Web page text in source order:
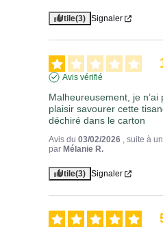
Utile(3) Signaler
Avis vérifié
Malheureusement, je
plaisir savourer cette
déchiré dans le carton
Avis du03/02/2026 , suite à
par Mélanie R.
Utile(3) Signaler